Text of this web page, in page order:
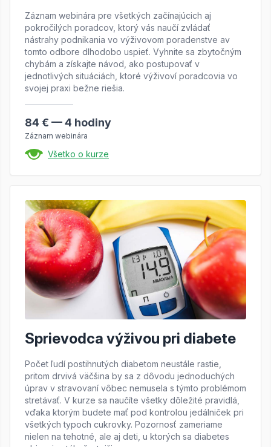
Záznam webinára pre všetkých začínajúcich aj
pokročilých poradcov, ktorý vás naučí zvládať
nástrahy podnikania vo výživovom poradenstve av
tomto odbore dlhodobo uspieť. Vyhnite sa zbytočným
chybám a získajte návod, ako postupovať v
jednotlivých situáciách, ktoré výživoví poradcovia vo
svojej praxi bežne riešia.
84 € — 4 hodiny
Záznam webinára
Všetko o kurze
Sprievodca výživou pri diabete
Počet ľudí postihnutých diabetom neustále rastie,
pritom drvivá väčšina by sa z dôvodu jednoduchých
úprav v stravovaní vôbec nemusela s týmto problémom
stretávať. V kurze sa naučíte všetky dôležité pravidlá,
vďaka ktorým budete mať pod kontrolou jedálniček pri
všetkých typoch cukrovky. Pozornosť zameriame
nielen na tehotné, ale aj deti, u ktorých sa diabetes